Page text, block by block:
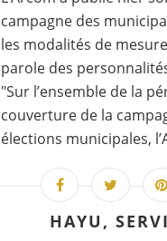
campagne des
les modalités de
parole des
"Sur l’ensemble de la
couverture de la
élections municipales,
HAYU,